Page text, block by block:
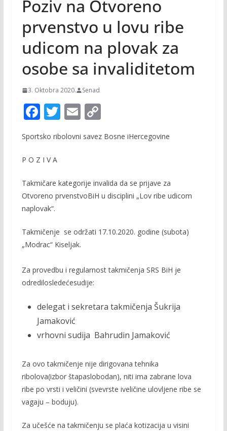
Poziv na Otvoreno
prvenstvo u lovu ribe
udicom na plovak za
osobe sa invaliditetom
3. Oktobra 2020. Senad
F
ac
e
b
o
o
k
T
w
itt
E
ai
C
p
Li
n
Sportsko ribolovni savez Bosne iHercegovine
P O Z I V A
Takmičare kategorije invalida da se prijave za
Otvoreno prvenstvoBiH u disciplini „Lov ribe udicom
naplovak“.
Takmičenje se održati 17.10.2020. godine (subota)
„Modrac“ Kiseljak.
Za provedbu i regularnost takmičenja SRS BiH je
odredilosledećesudije:
delegat i sekretara takmičenja Šukrija
Jamaković
vrhovni sudija Bahrudin Jamaković
Za ovo takmičenje nije dirigovana tehnika
ribolova(izbor štapaslobodan), niti ima zabrane lova
ribe po vrsti i veličini (svevrste iveličine ulovljene ribe se
vagaju – boduju).
Za učešće na takmičenju se plaća kotizacija u visini